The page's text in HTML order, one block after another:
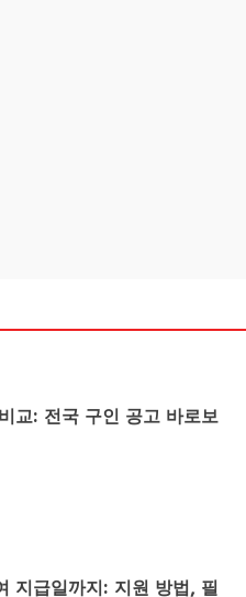
교: 전국 구인 공고 바로보
지급일까지: 지원 방법, 필